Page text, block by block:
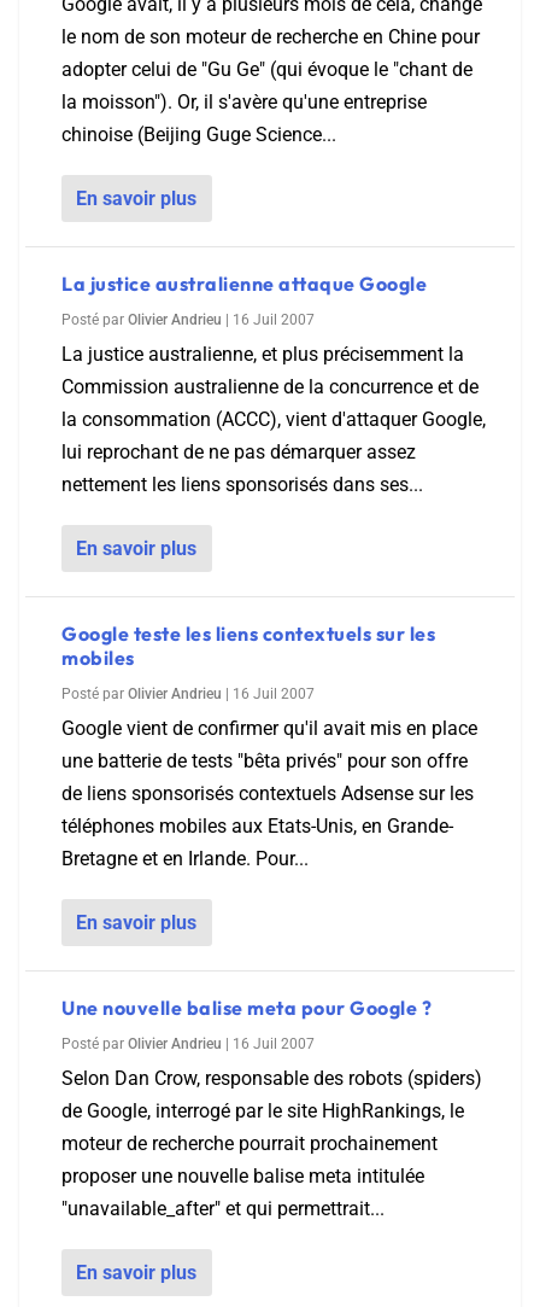
le nom de son moteur de recherche en Chine pour
adopter celui de "Gu Ge" (qui évoque le "chant de
la moisson"). Or, il s'avère qu'une entreprise
chinoise (Beijing Guge Science...
En savoir plus
La justice australienne attaque Google
Posté par Olivier Andrieu 16 Juil 2007
La justice australienne, et plus précisemment la
Commission australienne de la concurrence et de
la consommation (ACCC), vient d'attaquer Google,
lui reprochant de ne pas démarquer assez
nettement les liens sponsorisés dans ses...
En savoir plus
Google teste les liens contextuels sur les
mobiles
Posté par Olivier Andrieu 16 Juil 2007
Google vient de confirmer qu'il avait mis en place
une batterie de tests "bêta privés" pour son offre
de liens sponsorisés contextuels Adsense sur les
téléphones mobiles aux Etats-Unis, en Grande-
Bretagne et en Irlande. Pour...
En savoir plus
Une nouvelle balise meta pour Google ?
Posté par Olivier Andrieu 16 Juil 2007
Selon Dan Crow, responsable des robots (spiders)
de Google, interrogé par le site HighRankings, le
moteur de recherche pourrait prochainement
proposer une nouvelle balise meta intitulée
"unavailable_after" et qui permettrait...
En savoir plus